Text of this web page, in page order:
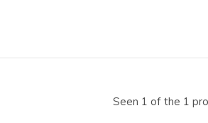
Seen 1 of the 1